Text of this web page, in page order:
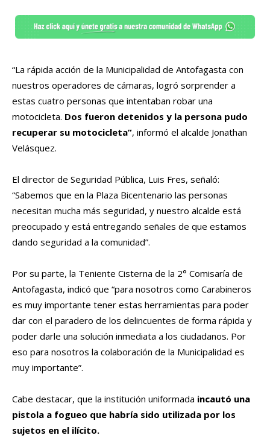
“La rápida acción de la Municipalidad de Antofagasta con
nuestros operadores de cámaras, logró sorprender a
estas cuatro personas que intentaban robar una
motocicleta. Dos fueron detenidos y la persona pudo
recuperar su motocicleta”, informó el alcalde Jonathan
Velásquez.
El director de Seguridad Pública, Luis Fres, señaló:
“Sabemos que en la Plaza Bicentenario las personas
necesitan mucha más seguridad, y nuestro alcalde está
preocupado y está entregando señales de que estamos
dando seguridad a la comunidad”.
Por su parte, la Teniente Cisterna de la 2° Comisaría de
Antofagasta, indicó que “para nosotros como Carabineros
es muy importante tener estas herramientas para poder
dar con el paradero de los delincuentes de forma rápida y
poder darle una solución inmediata a los ciudadanos. Por
eso para nosotros la colaboración de la Municipalidad es
muy importante”.
Cabe destacar, que la institución uniformada incautó una
pistola a fogueo que habría sido utilizada por los
sujetos en el ilícito.